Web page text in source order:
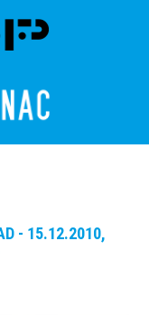
- 15.12.2010,